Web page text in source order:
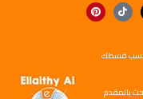
قسطك
بالمقدم